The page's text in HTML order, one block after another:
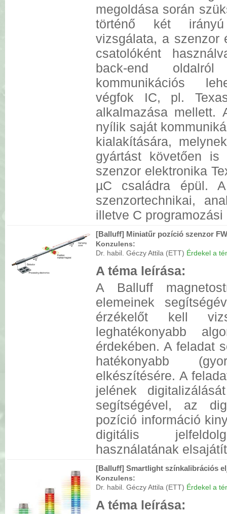
megoldása során
történő két irányú
vizsgálata, a szenzor
csatolóként
back-end
kommunikációs
végfok IC, pl.
alkalmazása mellett.
nyílik saját
kialakítására,
gyártást követően is
szenzor elektronika
µC családra épül.
szenzortechnikai,
illetve C programozási
[Balluff] Miniatűr pozíció szenzor
Konzulens:
Dr. habil. Géczy Attila (ETT) Érdekel a
A téma leírása:
A Balluff
elemeinek
érzékelőt kell
leghatékonyabb
érdekében. A feladat
hatékonyabb
elkészítésére. A
jelének
segítségével, az
pozíció információ
digitális
használatának
[Balluff] Smartlight színkalibrációs
Konzulens:
Dr. habil. Géczy Attila (ETT) Érdekel a
A téma leírása: